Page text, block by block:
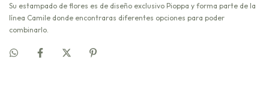
Su estampado de flores es de diseño exclusivo Pioppa y forma parte de la
línea Camile donde encontraras diferentes opciones para poder
combinarlo.